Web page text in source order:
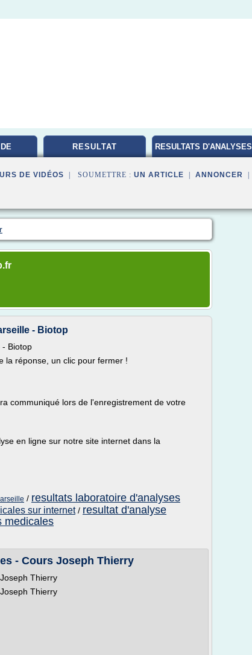
RESULTAT RESULTATS D'ANALYSES
DE VIDÉOS | SOUMETTRE : UN ARTICLE ANNONCER
- Biotop
- Biotop
la réponse, un clic pour fermer !
communiqué lors de l'enregistrement de votre
en ligne sur notre site internet dans la
/ resultats laboratoire d'analyses
sur internet/ resultat d'analyse
medicales
- Cours Joseph Thierry
Thierry
Thierry